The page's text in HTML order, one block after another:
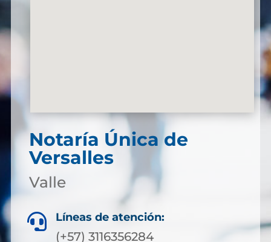
Notaría Única de
Versalles
Valle
 Líneas de atención:
(+57) 3116356284